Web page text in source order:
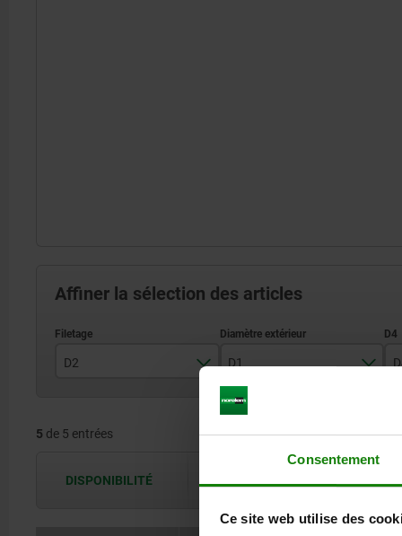
Consentement
Ce site web utilise des
Affiner la sélection des articles
D2
M8
D1
19
5 de 5 entrées
DISPONIBILITÉ